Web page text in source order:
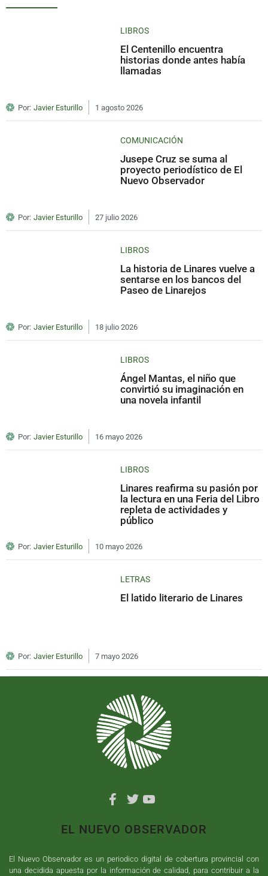
LIBROS
El Centenillo encuentra
historias donde antes había
llamadas
Por: Javier Esturillo 1 agosto 2026
COMUNICACIÓN
Jusepe Cruz se suma al
proyecto periodístico de El
Nuevo Observador
Por: Javier Esturillo 27 julio 2026
LIBROS
La historia de Linares vuelve a
sentarse en los bancos del
Paseo de Linarejos
Por: Javier Esturillo 18 julio 2026
LIBROS
Ángel Mantas, el niño que
convirtió su imaginación en
una novela infantil
Por: Javier Esturillo 16 mayo 2026
LIBROS
Linares reafirma su pasión por
la lectura en una Feria del Libro
repleta de actividades y
público
Por: Javier Esturillo 10 mayo 2026
LETRAS
El latido literario de Linares
Por: Javier Esturillo 7 mayo 2026
EL NUEVO OBSERVADOR
El Nuevo Observador es un periodico digital de cobertura provincial con
una decidida apuesta por la información de calidad, para contribuir a la